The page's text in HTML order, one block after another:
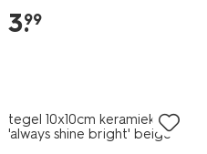
3.
99
tegel 10x10cm keramiek ster
'always shine bright' beige